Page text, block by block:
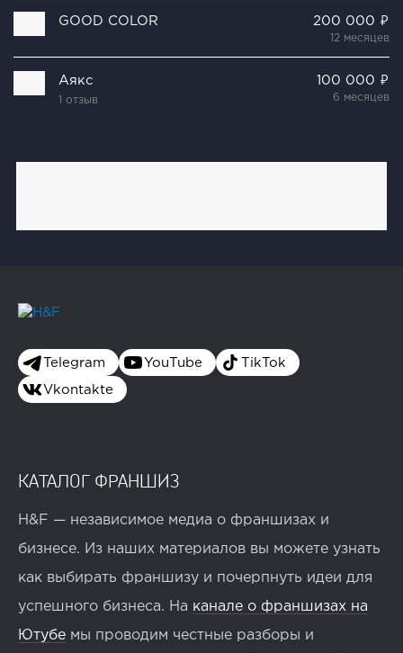
GOOD COLOR 200 000 ₽
12 месяцев
Аякс
1 отзыв
100 000 ₽
6 месяцев
Telegram YouTube TikTok
Vkontakte
КАТАЛОГ ФРАНШИЗ
H&F — независимое медиа о франшизах и
бизнесе. Из наших материалов вы можете узнать
как выбирать франшизу и почерпнуть идеи для
успешного бизнеса. На канале о франшизах на
Ютубе мы проводим честные разборы и